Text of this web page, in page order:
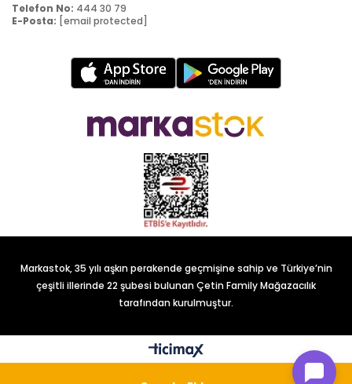
Telefon No: 444 30 79
E-Posta: [email protected]
Markastok, 35 yılı aşkın perakende geçmişine sahip ve Türkiye’nin
çeşitli illerinde 22 şubesi bulunan Çetin Family Mağazacılık
tarafından kurulmuştur.